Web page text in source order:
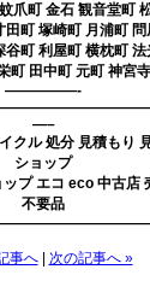
爪町 金石 観音堂町
町 塚崎町 月浦町
町 利屋町 横枕町
町 田中町 元町 神宮
—————-
—–
クル 処分 見積もり
ショップ
プ エコ eco 中古店
不要品
事へ| 次の記事へ »